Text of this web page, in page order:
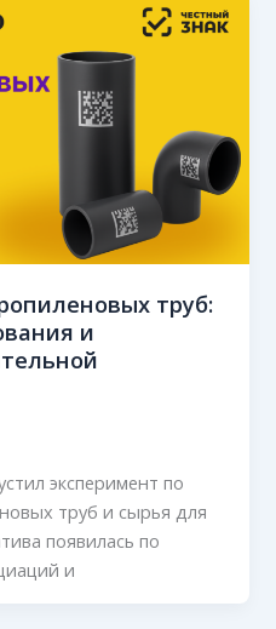
труб:
и
эксперимент по
труб и сырья для
появилась по
и